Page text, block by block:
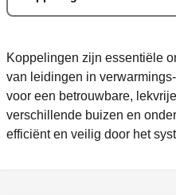
Koppelingen zijn essentiële
van leidingen in
voor een betrouwbare,
verschillende buizen en
efficiënt en veilig door het